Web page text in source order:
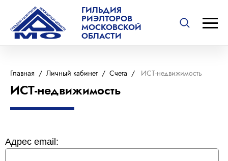
ГИЛЬДИЯ
РИЭЛТОРОВ
МОСКОВСКОЙ
ОБЛАСТИ
Главная / Личный кабинет / Счета / ИСТ-недвижимость
ИСТ-недвижимость
Адрес email: